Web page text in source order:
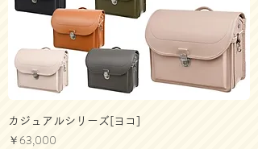
カジュアルシリーズ[ヨコ]
価格
￥63,000